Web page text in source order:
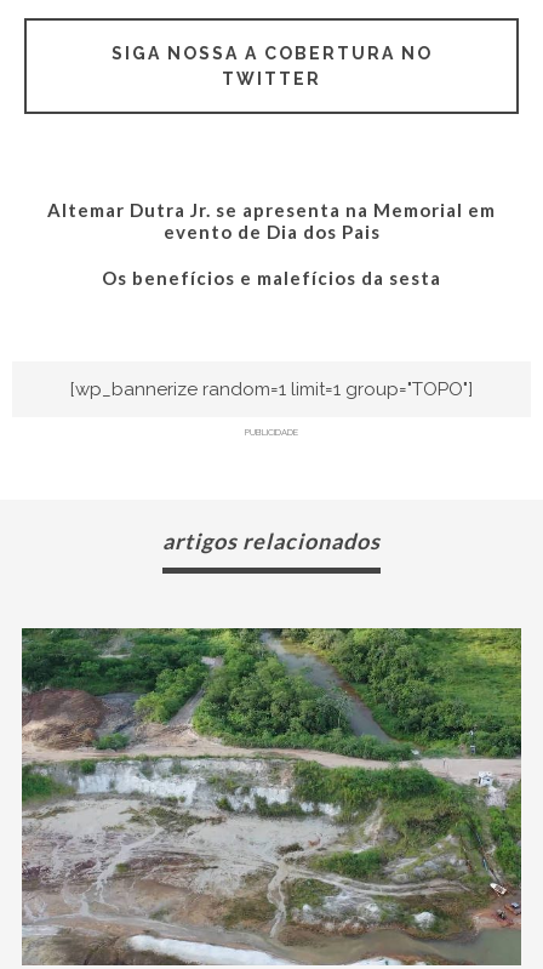
SIGA NOSSA A COBERTURA NO
TWITTER
Altemar Dutra Jr. se apresenta na Memorial em
evento de Dia dos Pais
Os benefícios e malefícios da sesta
[wp_bannerize random=1 limit=1 group="TOPO"]
PUBLICIDADE
artigos relacionados